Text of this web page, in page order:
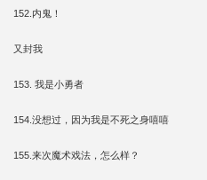
152.内鬼！
又封我
153. 我是小勇者
154.没想过，因为我是不死之身嘻嘻
155.来次魔术戏法，怎么样？